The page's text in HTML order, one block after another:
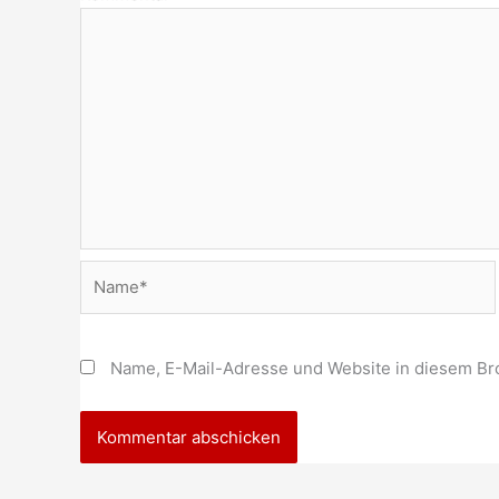
Name, E-Mail-Adresse und Website in diesem